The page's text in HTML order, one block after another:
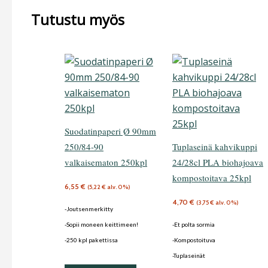
Tutustu myös
Suodatinpaperi Ø 90mm
250/84-90
valkaisematon 250kpl
6,55€ (5,22€ alv. 0%)
-Joutsenmerkitty
-Sopii moneen keittimeen!
-250 kpl pakettissa
Tuplaseinä kahvikuppi
24/28cl PLA biohajoava
kompostoitava 25kpl
4,70€ (3,75€ alv. 0%)
-Et polta sormia
-Kompostoituva
-Tuplaseinät